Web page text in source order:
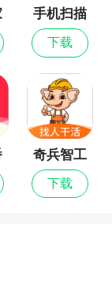
常实惠，非常
载体验吧，定
型，大家可以
什么都有，从
轻松
购物优惠券
手机扫描
全能王
下载
奇兵智工
下载